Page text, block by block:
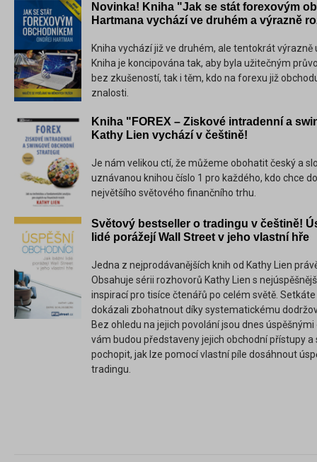
Novinka! Kniha "Jak se stát forexovým
Hartmana vychází ve druhém a výrazně
Kniha vychází již ve druhém, ale tentokrát
Kniha je koncipována tak, aby byla užitečným
bez zkušeností, tak i těm, kdo na forexu již
znalosti.
Kniha "FOREX – Ziskové intradenní a
Kathy Lien vychází v češtině!
Je nám velikou ctí, že můžeme obohatit český a
uznávanou knihou číslo 1 pro každého, kdo chce
největšího světového finančního trhu.
Světový bestseller o tradingu v češtině!
lidé porážejí Wall Street v jeho vlastní hře
Jedna z nejprodávanějších knih od Kathy Lien
Obsahuje sérii rozhovorů Kathy Lien s
inspirací pro tisíce čtenářů po celém světě.
dokázali zbohatnout díky systematickému
Bez ohledu na jejich povolání jsou dnes
vám budou představeny jejich obchodní přístupy
pochopit, jak lze pomocí vlastní píle dosáhnout
tradingu.